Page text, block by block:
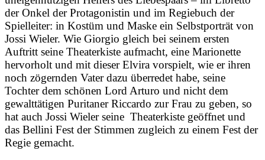
der Onkel der Protagonistin und im Regiebuch der
Spielleiter: in Kostüm und Maske ein Selbstporträt von
Jossi Wieler. Wie Giorgio gleich bei seinem ersten
Auftritt seine Theaterkiste aufmacht, eine Marionette
hervorholt und mit dieser Elvira vorspielt, wie er ihren
noch zögernden Vater dazu überredet habe, seine
Tochter dem schönen Lord Arturo und nicht dem
gewalttätigen Puritaner Riccardo zur Frau zu geben, so
hat auch Jossi Wieler seine Theaterkiste geöffnet und
das Bellini Fest der Stimmen zugleich zu einem Fest der
Regie gemacht.